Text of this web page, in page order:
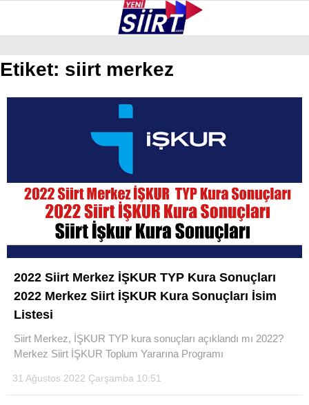
GALERİ VİDEO YAZARLAR
PERVARI
GÜNDEM
Etiket: siirt merkez
2022 Siirt Merkez İŞKUR TYP Kura Sonuçları
2022 Merkez Siirt İŞKUR Kura Sonuçları İsim
Listesi
Siirt Merkez, İŞKUR TYP kura sonuçları açıklandı mı 2022?
Merkez Siirt İŞKUR Toplum Yararına Programı
31 Ağustos 2022 Çarşamba 10:51